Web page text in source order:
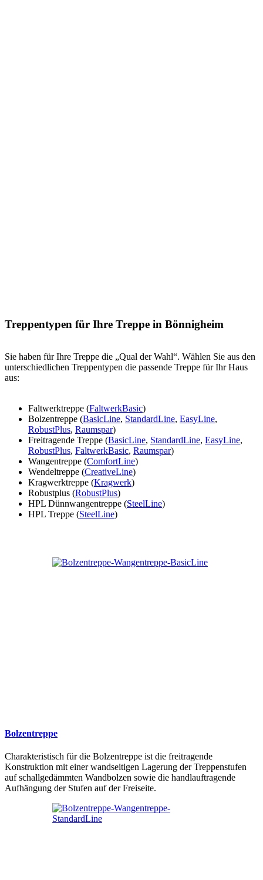
Treppentypen für Ihre Treppe in Bönnigheim
Sie haben für Ihre Treppe die „Qual der Wahl“. Wählen Sie aus den
unterschiedlichen Treppentypen die passende Treppe für Ihr Haus
aus:
Faltwerktreppe (FaltwerkBasic)
Bolzentreppe (BasicLine, StandardLine, EasyLine,
RobustPlus, Raumspar)
Freitragende Treppe (BasicLine, StandardLine, EasyLine,
RobustPlus, FaltwerkBasic, Raumspar)
Wangentreppe (ComfortLine)
Wendeltreppe (CreativeLine)
Kragwerktreppe (Kragwerk)
Robustplus (RobustPlus)
HPL Dünnwangentreppe (SteelLine)
HPL Treppe (SteelLine)
Bolzentreppe
Charakteristisch für die Bolzentreppe ist die freitragende
Konstruktion mit einer wandseitigen Lagerung der Treppenstufen
auf schallgedämmten Wandbolzen sowie die handlauftragende
Aufhängung der Stufen auf der Freiseite.